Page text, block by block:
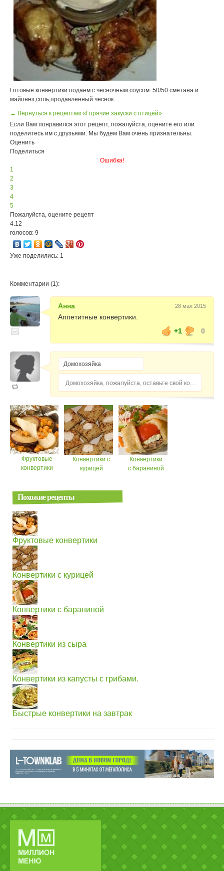
Готовые конвертики подаем с чесночным соусом. 50/50 сметана и
майонез,соль,продавленный чеснок.
← Вернуться к рецептам «Горячие закуски с птицей»
Если Вам понравился этот рецепт, пожалуйста, оцените его или
поделитесь им с друзьями. Мы будем Вам очень признательны.
Оценить
Поделиться
Ошибка!
1
2
3
4
5
Пожалуйста, оцените рецепт
4.12
голосов: 9
Уже поделились: 1
Комментарии (1):
Анна 28 мая 2015
Аппетитные конвертики.
+1
0
Домохозяйка, пожалуйста, оставьте свой комментарий...
Фруктовые
конвертики
Конвертики с
курицей
Конвертики
с бараниной
Похожие рецепты
Фруктовые конвертики
Конвертики с курицей
Конвертики с бараниной
Конвертики из сыра
Конвертики из капусты с грибами.
Быстрые конвертики на завтрак